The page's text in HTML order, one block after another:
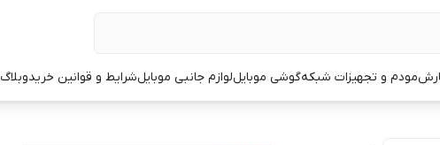
مودم و تجهیزات شبکهگوشی موبایللوازم جانبی موبایلشرایط و قوانین خریدوبلاگ